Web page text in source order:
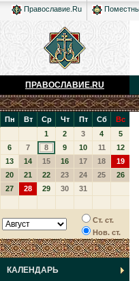
Православие.Ru
ПРАВОСЛАВИЕ.RU
Пн Вт Ср Чт Пт Сб
Вс
1
2 3 4
5
6
7 8 9 10 11
12
13
14 15 16 17 18
19
20
21 22 23 24 25
26
27
28 29 30 31
Ст. ст.
Нов. ст.
КАЛЕНДАРЬ